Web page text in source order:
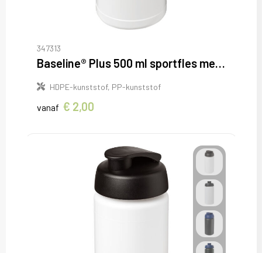
347313
Baseline® Plus 500 ml sportfles met flipcapdeksel
HDPE-kunststof, PP-kunststof
vanaf € 2,00